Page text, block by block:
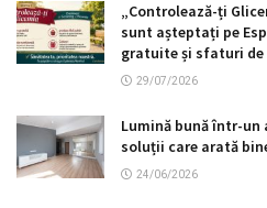
„Controlează-ți
sunt așteptați pe
gratuite și sfaturi de
29/07/2026
Lumină bună într-
soluții care arată
24/06/2026